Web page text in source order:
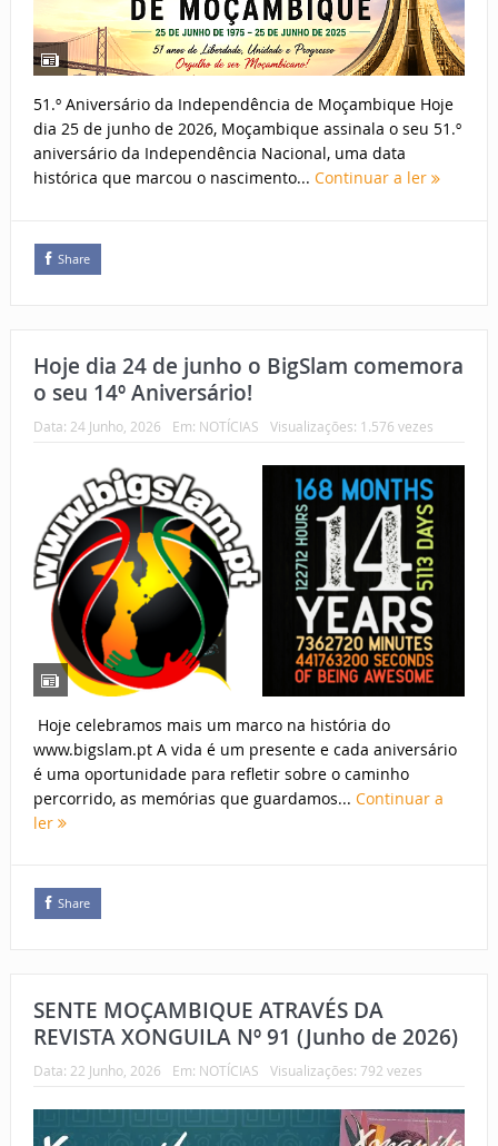
51.º Aniversário da Independência de Moçambique Hoje
dia 25 de junho de 2026, Moçambique assinala o seu 51.º
aniversário da Independência Nacional, uma data
histórica que marcou o nascimento... Continuar a ler
Share
Hoje dia 24 de junho o BigSlam comemora
o seu 14º Aniversário!
Data: 24 Junho, 2026 Em: NOTÍCIAS Visualizações: 1.576 vezes
Hoje celebramos mais um marco na história do
www.bigslam.pt A vida é um presente e cada aniversário
é uma oportunidade para refletir sobre o caminho
percorrido, as memórias que guardamos... Continuar a
ler
Share
SENTE MOÇAMBIQUE ATRAVÉS DA
REVISTA XONGUILA Nº 91 (Junho de 2026)
Data: 22 Junho, 2026 Em: NOTÍCIAS Visualizações: 792 vezes